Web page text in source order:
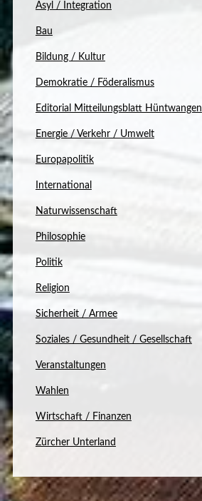
Asyl / Integration
Bau
Bildung / Kultur
Demokratie / Föderalismus
Editorial Mitteilungsblatt Hüntwangen
Energie / Verkehr / Umwelt
Europapolitik
International
Naturwissenschaft
Philosophie
Politik
Religion
Sicherheit / Armee
Soziales / Gesundheit / Gesellschaft
Veranstaltungen
Wahlen
Wirtschaft / Finanzen
Zürcher Unterland